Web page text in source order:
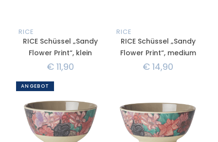
RICE
RICE Schüssel „Sandy
Flower Print“, klein
€11,90
RICE
RICE Schüssel „Sandy
Flower Print“, medium
€ 14,90
ANGEBOT